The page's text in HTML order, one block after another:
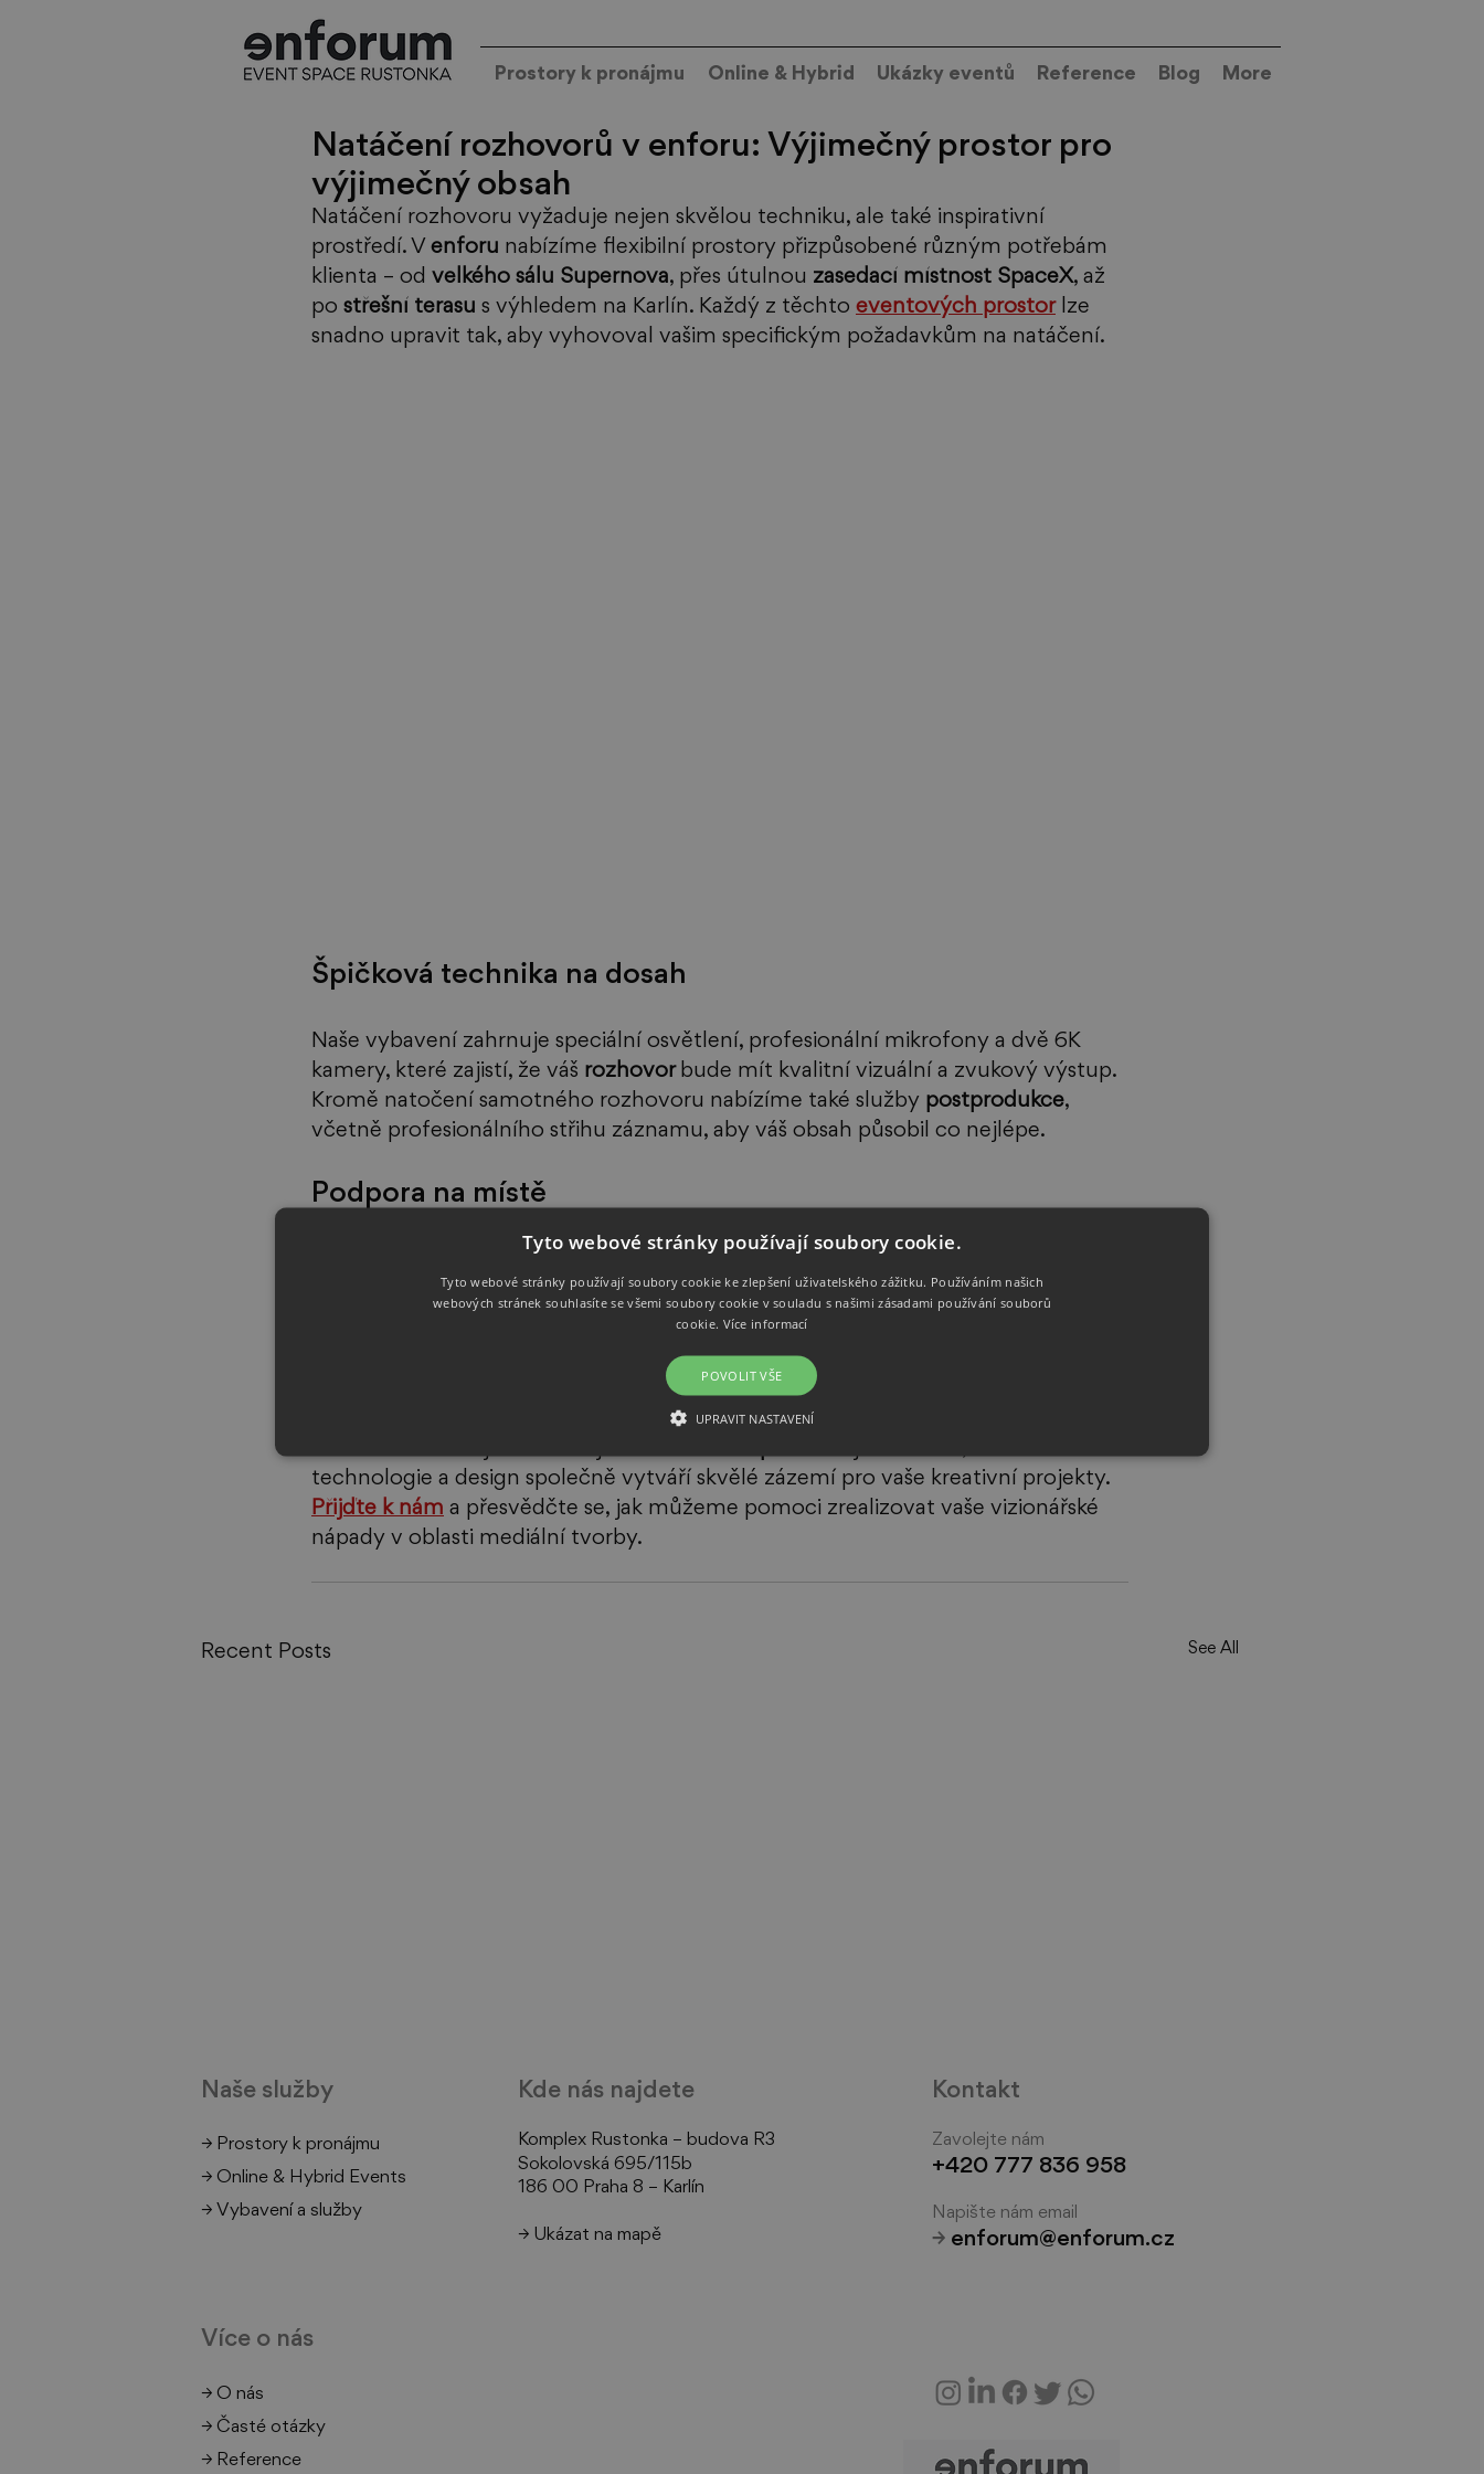
Prostory k pronájmu Online & Hybrid Ukázky eventů Reference Blog More
Natáčení rozhovorů v enforu: Výjimečný prostor pro
výjimečný obsah
Natáčení rozhovoru vyžaduje nejen skvělou techniku, ale také inspirativní
prostředí. V enforu nabízíme flexibilní prostory přizpůsobené různým potřebám
klienta – od velkého sálu Supernova, přes útulnou zasedací místnost SpaceX, až
po střešní terasu s výhledem na Karlín. Každý z těchto eventových prostor lze
snadno upravit tak, aby vyhovoval vašim specifickým požadavkům na natáčení.
Špičková technika na dosah
Naše vybavení zahrnuje speciální osvětlení, profesionální mikrofony a dvě 6K
kamery, které zajistí, že váš rozhovor bude mít kvalitní vizuální a zvukový výstup.
Kromě natočení samotného rozhovoru nabízíme také služby postprodukce,
včetně profesionálního střihu záznamu, aby váš obsah působil co nejlépe.
Podpora na místě
Nechte na nás logistiku a soustřeďte se na jen na obsahovou stránku vašeho
projektu. Nabízíme plnou podporu na místě včetně technického personálu a
event managera, kteří zajišťují hladký průběh akce.
technologie a design společně vytváří skvělé zázemí pro vaše kreativní projekty.
Přijďte k nám a přesvědčte se, jak můžeme pomoci zrealizovat vaše vizionářské
nápady v oblasti mediální tvorby.
Recent Posts See All
Prostor, kam se lidé rádi
Jak vytvořit
Naše služby
→ Prostory k pronájmu
→ Online & Hybrid Events
→ Vybavení a služby
Kde nás najdete
Komplex Rustonka – budova R3
Sokolovská 695/115b
186 00 Praha 8 – Karlín
→ Ukázat na mapě
Kontakt
Zavolejte nám
+420 777 836 958
Napište nám email
→ enforum@enforum.cz
Více o nás
→ O nás
→ Časté otázky
→ Reference
Tyto webové stránky používají soubory cookie.
Tyto webové stránky používají soubory cookie ke zlepšení uživatelského zážitku. Používáním našich
webových stránek souhlasíte se všemi soubory cookie v souladu s našimi zásadami používání souborů
cookie. Více informací
POVOLIT VŠE
UPRAVIT NASTAVENÍ